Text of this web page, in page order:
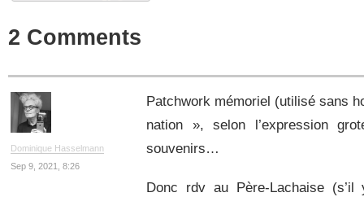
2 Comments
Dominique Hasselmann
Sep 9, 2021, 8:26
Patchwork mémoriel (utilisé sans
nation », selon l’expression
souvenirs…
Donc rdv au Père-Lachaise